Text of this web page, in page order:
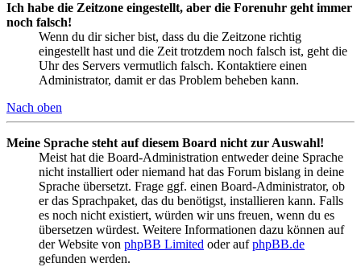
Ich habe die Zeitzone eingestellt, aber die Forenuhr geht immer
noch falsch!
Wenn du dir sicher bist, dass du die Zeitzone richtig
eingestellt hast und die Zeit trotzdem noch falsch ist, geht die
Uhr des Servers vermutlich falsch. Kontaktiere einen
Administrator, damit er das Problem beheben kann.
Nach oben
Meine Sprache steht auf diesem Board nicht zur Auswahl!
Meist hat die Board-Administration entweder deine Sprache
nicht installiert oder niemand hat das Forum bislang in deine
Sprache übersetzt. Frage ggf. einen Board-Administrator, ob
er das Sprachpaket, das du benötigst, installieren kann. Falls
es noch nicht existiert, würden wir uns freuen, wenn du es
übersetzen würdest. Weitere Informationen dazu können auf
der Website von phpBB Limited oder aufphpBB.de
gefunden werden.